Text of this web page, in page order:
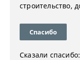
строительство,
Спасибо
Сказали спасибо: